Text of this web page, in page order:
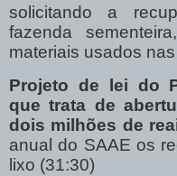
solicitando a
fazenda
materiais usados
Projeto de lei do
que trata de
dois milhões de
anual do SAAE os
lixo (31:30)